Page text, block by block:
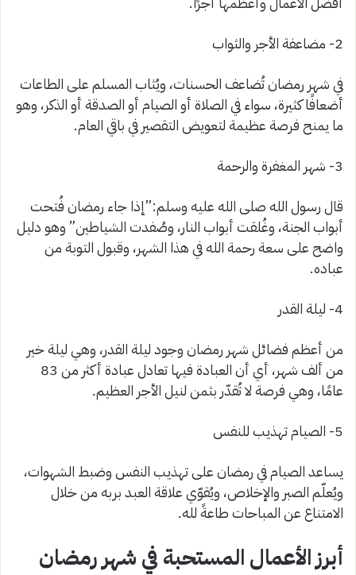
2- مضاعفة الأجر والثواب
في شهر رمضان تُضاعف الحسنات، ويُثاب المسلم على الطاعات
أضعافًا كثيرة، سواء في الصلاة أو الصيام أو الصدقة أو الذكر، وهو
ما يمنح فرصة عظيمة لتعويض التقصير في باقي العام.
3- شهر المغفرة والرحمة
قال رسول الله صلى الله عليه وسلم:”إذا جاء رمضان فُتحت
أبواب الجنة، وغُلقت أبواب النار، وصُفدت الشياطين” وهو دليل
واضح على سعة رحمة الله في هذا الشهر، وقبول التوبة من
عباده.
4- ليلة القدر
من أعظم فضائل شهر رمضان وجود ليلة القدر، وهي ليلة خير
من ألف شهر، أي أن العبادة فيها تعادل عبادة أكثر من 83
عامًا، وهي فرصة لا تُقدّر بثمن لنيل الأجر العظيم.
5- الصيام تهذيب للنفس
يساعد الصيام في رمضان على تهذيب النفس وضبط الشهوات،
ويُعلّم الصبر والإخلاص، ويُقوّي علاقة العبد بربه من خلال
الامتناع عن المباحات طاعةً لله.
أبرز الأعمال المستحبة في شهر رمضان